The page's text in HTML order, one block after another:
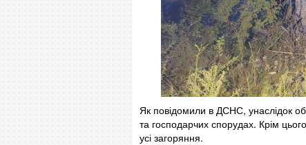
Як повідомили в ДСНС, унаслідок
та господарчих спорудах. Крім
усі загоряння.